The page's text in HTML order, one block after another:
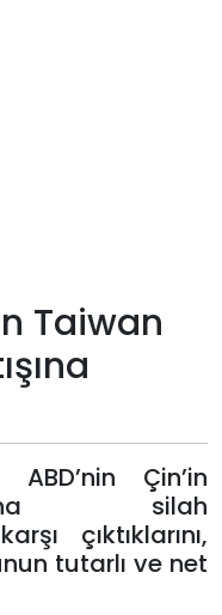
Taiwan
ABD’nin Çin’in
silah
çıktıklarını,
tutarlı ve net